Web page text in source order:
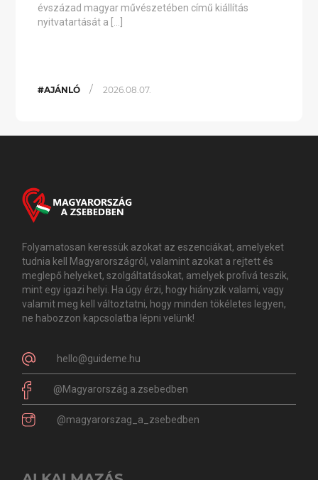
évszázad magyar művészetében című kiállítás
nyitvatartását a […]
#AJÁNLÓ / 2026.08.07.
Folyamatosan keressük azokat az eszenciákat, amelyeket
tudnia kell Magyarországról, valamint azokat a rejtett és
meglepő helyeket, szolgáltatásokat, amelyek profivá teszik,
mint egy igazi helyi. Ha úgy érzi, hogy hiányzik valami, vagy
valamit meg kell változtatni, hogy minden tökéletes legyen,
ne habozzon kapcsolatba lépni velünk!
hello@guideme.hu
@Magyarország.a.zsebedben
@magyarorszag_a_zsebedben